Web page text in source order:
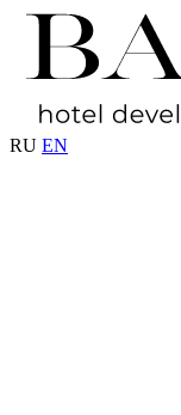
RU EN